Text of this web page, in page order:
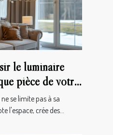
le luminaire
pièce de votre
se limite pas à sa
l'espace, crée des...